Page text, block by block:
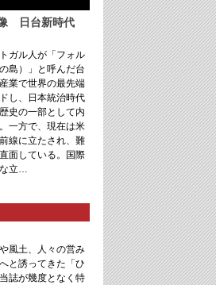
日台新時代
ガル人が「フォル
島）」と呼んだ台
業で世界の最先端
し、日本統治時代
史の一部として内
一方で、現在は米
線に立たされ、難
面している。国際
立…
風土、人々の営み
と誘ってきた「ひ
誌が幾度となく特